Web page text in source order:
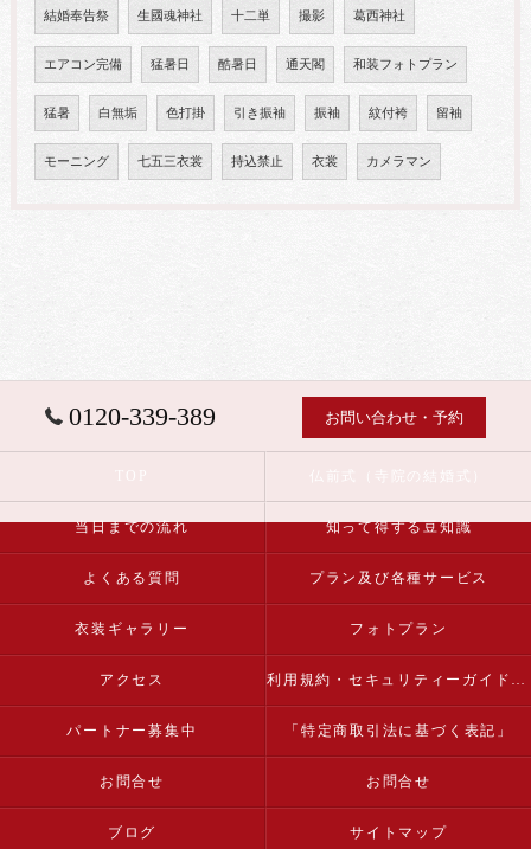
結婚奉告祭 生國魂神社 十二単 撮影 葛西神社
エアコン完備 猛暑日 酷暑日 通天閣 和装フォトプラン
猛暑 白無垢 色打掛 引き振袖 振袖 紋付袴 留袖
モーニング 七五三衣裳 持込禁止 衣裳 カメラマン
0120-339-389 お問い合わせ・予約
当日までの流れ 知って得する豆知識
よくある質問 プラン及び各種サービス
衣装ギャラリー フォトプラン
アクセス 利用規約・セキュリティーガイドライン
パートナー募集中 「特定商取引法に基づく表記」
お問合せ お問合せ
ブログ サイトマップ